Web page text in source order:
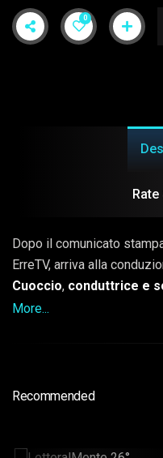
0
Rate
Dopo il comunicato
ErreTV, arriva alla
Cuoccio, conduttrice e
prima stagione del format
tanti ospiti che faranno
More...
Recommended
LetteralMente 26°